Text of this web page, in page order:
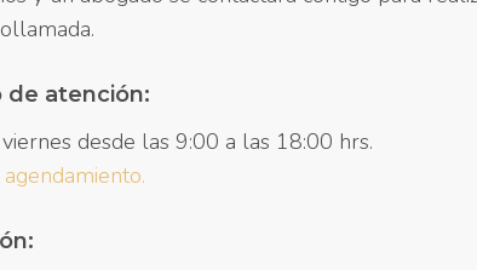
de atención:
desde las 9:00 a las 18:00 hrs.